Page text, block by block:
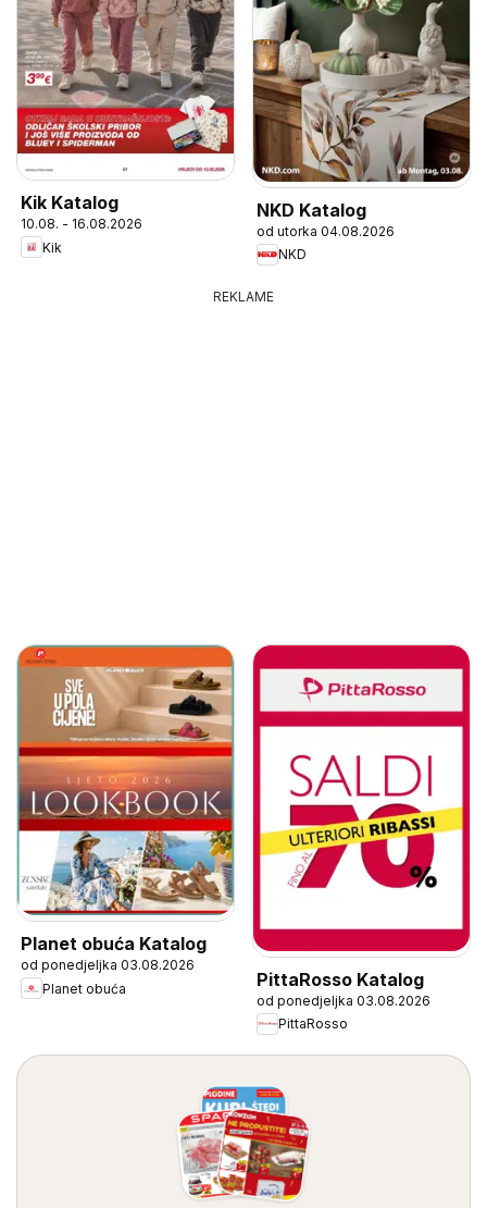
Kik Katalog
10.08. - 16.08.2026
Kik
NKD Katalog
od utorka 04.08.2026
NKD
REKLAME
Planet obuća Katalog
od ponedjeljka 03.08.2026
Planet obuća
PittaRosso Katalog
od ponedjeljka 03.08.2026
PittaRosso